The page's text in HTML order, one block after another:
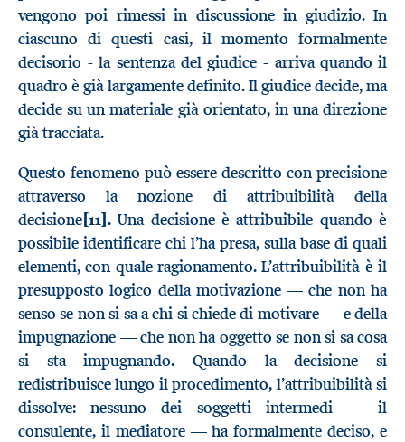
vengono poi rimessi in discussione in giudizio. In
ciascuno di questi casi, il momento formalmente
decisorio - la sentenza del giudice - arriva quando il
quadro è già largamente definito. Il giudice decide, ma
decide su un materiale già orientato, in una direzione
già tracciata.
Questo fenomeno può essere descritto con precisione
attraverso la nozione di attribuibilità della
decisione[11]. Una decisione è attribuibile quando è
possibile identificare chi l’ha presa, sulla base di quali
elementi, con quale ragionamento. L’attribuibilità è il
presupposto logico della motivazione — che non ha
senso se non si sa a chi si chiede di motivare — e della
impugnazione — che non ha oggetto se non si sa cosa
si sta impugnando. Quando la decisione si
redistribuisce lungo il procedimento, l’attribuibilità si
dissolve: nessuno dei soggetti intermedi — il
consulente, il mediatore — ha formalmente deciso, e